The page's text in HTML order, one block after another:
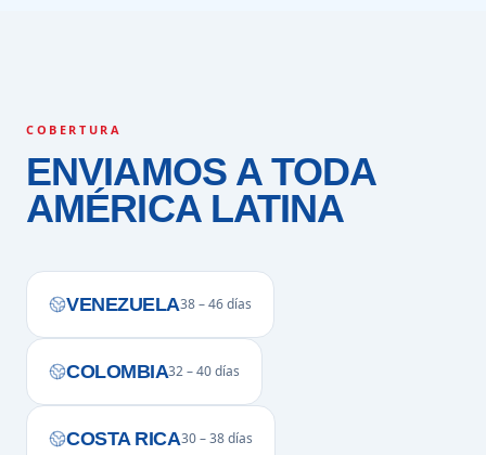
COBERTURA
ENVIAMOS A TODA
AMÉRICA LATINA
VENEZUELA38 – 46 días
COLOMBIA32 – 40 días
COSTA RICA30 – 38 días